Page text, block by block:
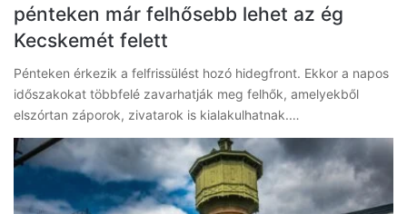
pénteken már felhősebb lehet az ég
Kecskemét felett
Pénteken érkezik a felfrissülést hozó hidegfront. Ekkor a napos
időszakokat többfelé zavarhatják meg felhők, amelyekből
elszórtan záporok, zivatarok is kialakulhatnak.…